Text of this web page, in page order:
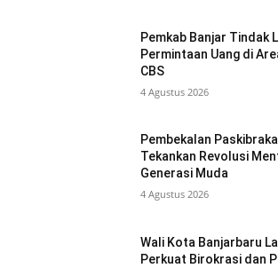
Pemkab Banjar Tindak
Permintaan Uang di
CBS
4 Agustus 2026
Pembekalan
Tekankan Revolusi
Generasi Muda
4 Agustus 2026
Wali Kota Banjarbaru
Perkuat Birokrasi dan